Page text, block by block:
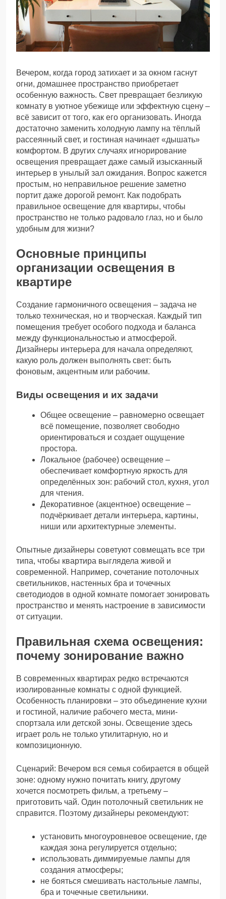
Вечером, когда город затихает и за окном гаснут
огни, домашнее пространство приобретает
особенную важность. Свет превращает безликую
комнату в уютное убежище или эффектную сцену –
всё зависит от того, как его организовать. Иногда
достаточно заменить холодную лампу на тёплый
рассеянный свет, и гостиная начинает «дышать»
комфортом. В других случаях игнорирование
освещения превращает даже самый изысканный
интерьер в унылый зал ожидания. Вопрос кажется
простым, но неправильное решение заметно
портит даже дорогой ремонт. Как подобрать
правильное освещение для квартиры, чтобы
пространство не только радовало глаз, но и было
удобным для жизни?
Основные принципы
организации освещения в
квартире
Создание гармоничного освещения – задача не
только техническая, но и творческая. Каждый тип
помещения требует особого подхода и баланса
между функциональностью и атмосферой.
Дизайнеры интерьера для начала определяют,
какую роль должен выполнять свет: быть
фоновым, акцентным или рабочим.
Виды освещения и их задачи
Общее освещение – равномерно освещает
всё помещение, позволяет свободно
ориентироваться и создает ощущение
простора.
Локальное (рабочее) освещение –
обеспечивает комфортную яркость для
определённых зон: рабочий стол, кухня, угол
для чтения.
Декоративное (акцентное) освещение –
подчёркивает детали интерьера, картины,
ниши или архитектурные элементы.
Опытные дизайнеры советуют совмещать все три
типа, чтобы квартира выглядела живой и
современной. Например, сочетание потолочных
светильников, настенных бра и точечных
светодиодов в одной комнате помогает зонировать
пространство и менять настроение в зависимости
от ситуации.
Правильная схема освещения:
почему зонирование важно
В современных квартирах редко встречаются
изолированные комнаты с одной функцией.
Особенность планировки – это объединение кухни
и гостиной, наличие рабочего места, мини-
спортзала или детской зоны. Освещение здесь
играет роль не только утилитарную, но и
композиционную.
Сценарий: Вечером вся семья собирается в общей
зоне: одному нужно почитать книгу, другому
хочется посмотреть фильм, а третьему –
приготовить чай. Один потолочный светильник не
справится. Поэтому дизайнеры рекомендуют:
установить многоуровневое освещение, где
каждая зона регулируется отдельно;
использовать диммируемые лампы для
создания атмосферы;
не бояться смешивать настольные лампы,
бра и точечные светильники.